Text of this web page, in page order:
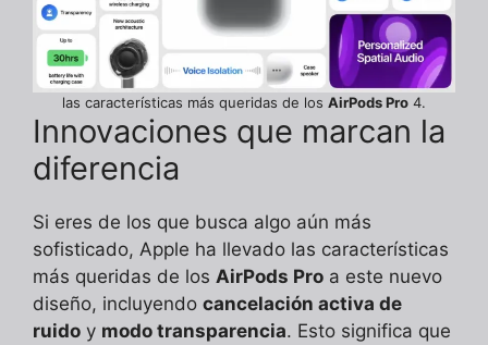
las características más queridas de los AirPods Pro 4.
Innovaciones que marcan la
diferencia
Si eres de los que busca algo aún más
sofisticado, Apple ha llevado las características
más queridas de los AirPods Pro a este nuevo
diseño, incluyendo cancelación activa de
ruido y modo transparencia. Esto significa que